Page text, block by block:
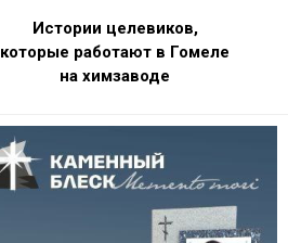
Истории целевиков,
которые работают в Гомеле
на химзаводе